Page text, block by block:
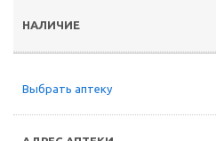
Выбрать аптеку